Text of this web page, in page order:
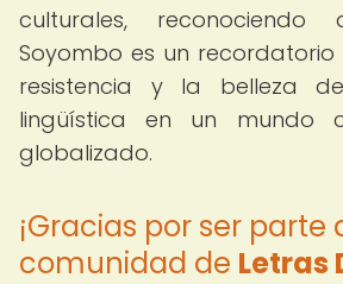
culturales,
Soyombo es un
resistencia y la belleza
lingüística en un mundo
globalizado.
¡Gracias por ser parte
comunidad de Letras